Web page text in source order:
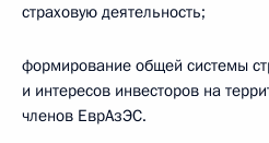
страховую деятельность;
формирование общей системы
и интересов инвесторов на
членов ЕврАзЭС.